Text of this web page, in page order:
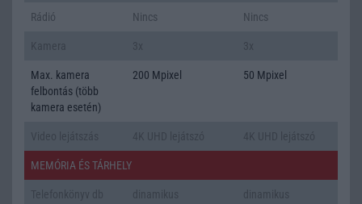
Rádió Nincs Nincs
Max. kamera
felbontás (több
kamera esetén)
200 Mpixel 50 Mpixel
MEMÓRIA ÉS TÁRHELY